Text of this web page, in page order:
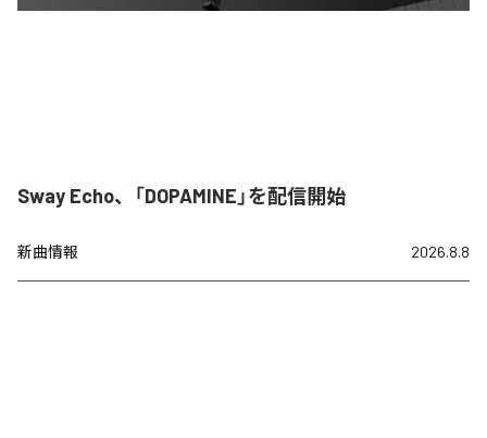
Sway Echo、「DOPAMINE」を配信開始
新曲情報 2026.8.8